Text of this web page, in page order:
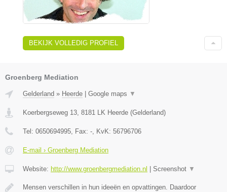
BEKIJK VOLLEDIG PROFIEL
Groenberg Mediation
Gelderland » Heerde Google maps ▼
Koerbergseweg 13 8181 LK Heerde (Gelderland)
Tel: 0650694995 , Fax: - , KvK: 56796706
E-mail › Groenberg Mediation
Website: http://www.groenbergmediation.nl Screenshot ▼
Mensen verschillen in hun ideeën en opvattingen. Daardoor